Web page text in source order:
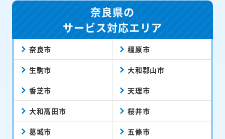
奈良県の
サービス対応エリア
奈良市 橿原市
生駒市 大和郡山市
香芝市 天理市
大和高田市 桜井市
葛城市 五條市